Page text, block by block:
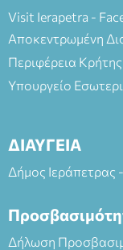
Visit Ierapetra -
Αποκεντρωμένη
Περιφέρεια Κρήτης
Υπουργείο
ΔΙΑΥΓΕΙΑ
Δήμος Ιεράπετρας
Δήλωση